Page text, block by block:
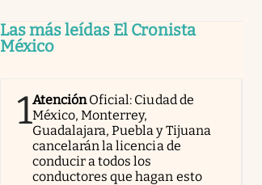
Las más leídas El Cronista
México
1AtenciónOficial: Ciudad de
México, Monterrey,
Guadalajara, Puebla y Tijuana
cancelarán la licencia de
conducir a todos los
conductores que hagan esto